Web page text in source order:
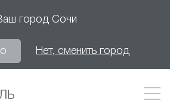
город Сочи
Нет, сменить город